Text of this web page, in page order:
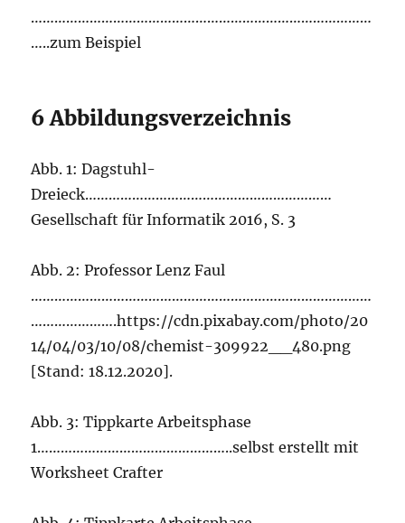
……………………………………………………………………………
…..zum Beispiel
6 Abbildungsverzeichnis
Abb. 1: Dagstuhl-
Dreieck………………………………………………………
Gesellschaft für Informatik 2016, S. 3
Abb. 2: Professor Lenz Faul
……………………………………………………………………………
………………….https://cdn.pixabay.com/photo/20
14/04/03/10/08/chemist-309922__480.png
[Stand: 18.12.2020].
Abb. 3: Tippkarte Arbeitsphase
1…………………………………………..selbst erstellt mit
Worksheet Crafter